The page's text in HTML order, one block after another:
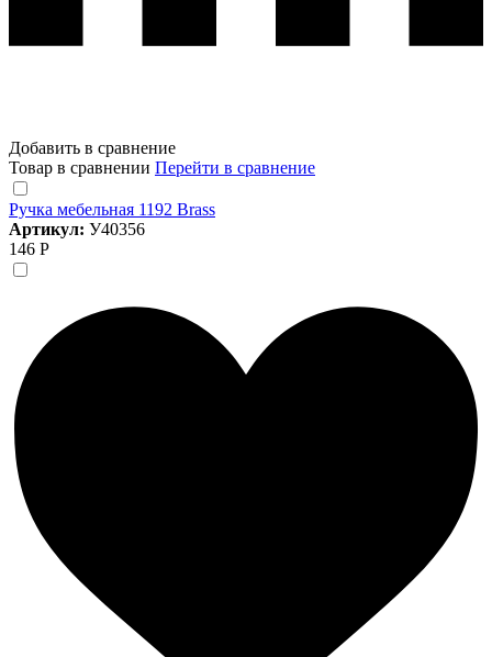
Добавить в сравнение
Товар в сравнении Перейти в сравнение
Ручка мебельная 1192 Brass
Артикул: У40356
146 Р